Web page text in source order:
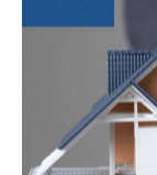
#理想の住まい
#土地活用
#安心取引